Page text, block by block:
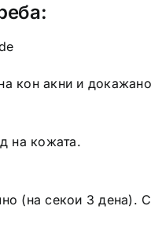
кон акни и
на кожата.
(на секои 3 дена).